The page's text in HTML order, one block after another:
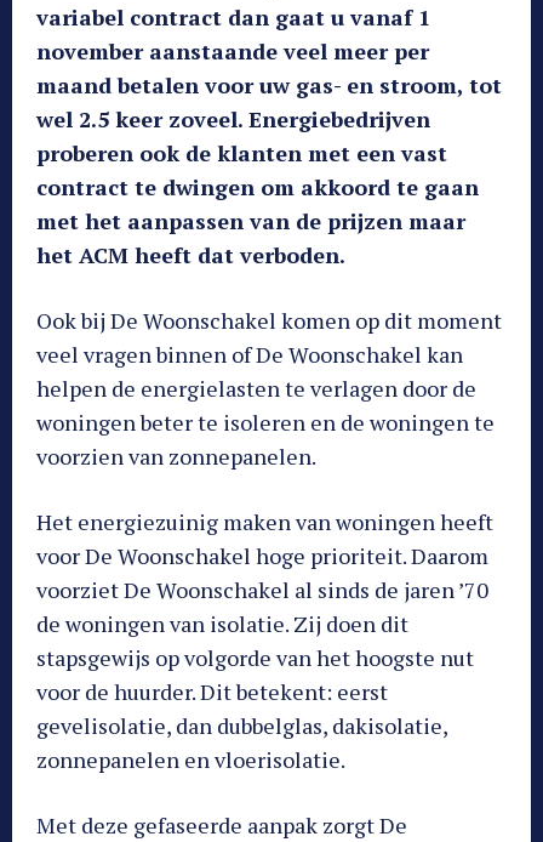
variabel contract dan gaat u vanaf 1
november aanstaande veel meer per
maand betalen voor uw gas- en stroom, tot
wel 2.5 keer zoveel. Energiebedrijven
proberen ook de klanten met een vast
contract te dwingen om akkoord te gaan
met het aanpassen van de prijzen maar
het ACM heeft dat verboden.
Ook bij De Woonschakel komen op dit moment
veel vragen binnen of De Woonschakel kan
helpen de energielasten te verlagen door de
woningen beter te isoleren en de woningen te
voorzien van zonnepanelen.
Het energiezuinig maken van woningen heeft
voor De Woonschakel hoge prioriteit. Daarom
voorziet De Woonschakel al sinds de jaren ’70
de woningen van isolatie. Zij doen dit
stapsgewijs op volgorde van het hoogste nut
voor de huurder. Dit betekent: eerst
gevelisolatie, dan dubbelglas, dakisolatie,
zonnepanelen en vloerisolatie.
Met deze gefaseerde aanpak zorgt De